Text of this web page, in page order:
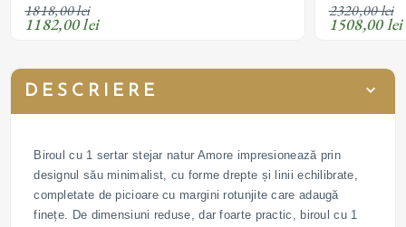
1818,00 lei
1182,00 lei
2320,00 lei
1508,00 lei
DESCRIERE
Biroul cu 1 sertar stejar natur Amore impresionează prin
designul său minimalist, cu forme drepte și linii echilibrate,
completate de picioare cu margini rotunjite care adaugă
finețe. De dimensiuni reduse, dar foarte practic, biroul cu 1